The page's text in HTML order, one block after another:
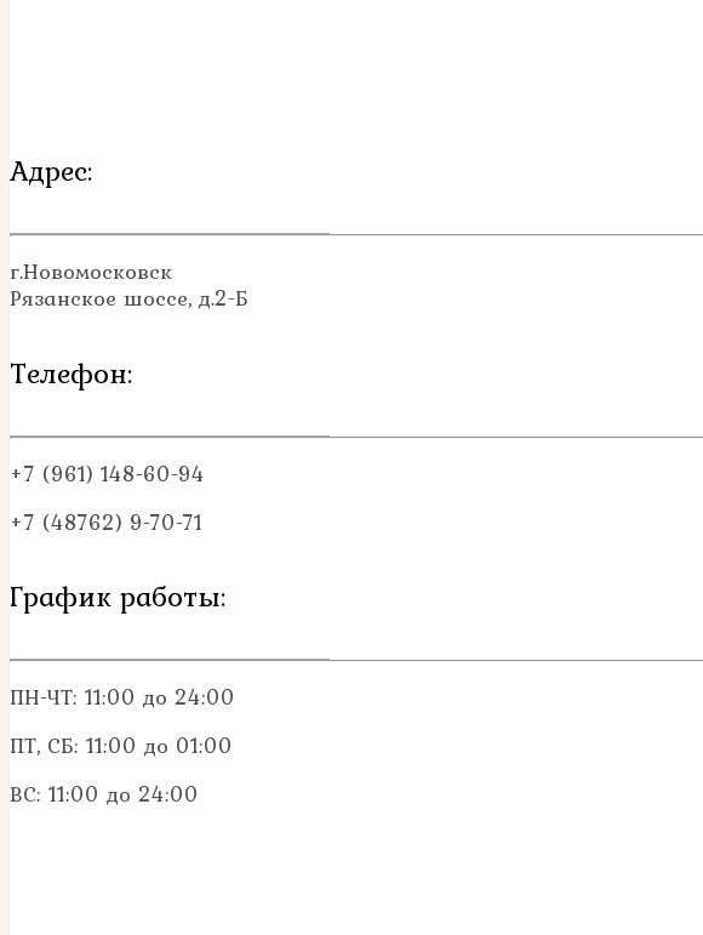
Адрес:
г.Новомосковск
Рязанское шоссе, д.2-Б
Телефон:
+7 (961) 148-60-94
+7 (48762) 9-70-71
График работы:
ПН-ЧТ: 11:00 до 24:00
ПТ, СБ: 11:00 до 01:00
ВС: 11:00 до 24:00